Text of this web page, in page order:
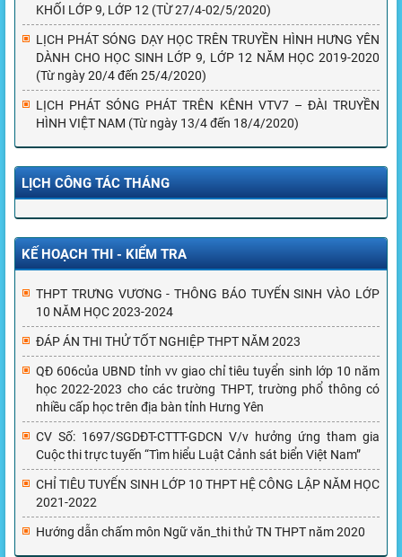
KHỐI LỚP 9, LỚP 12 (TỪ 27/4-02/5/2020)
LỊCH PHÁT SÓNG DẠY HỌC TRÊN TRUYỀN HÌNH HƯNG YÊN
DÀNH CHO HỌC SINH LỚP 9, LỚP 12 NĂM HỌC 2019-2020
(Từ ngày 20/4 đến 25/4/2020)
LỊCH PHÁT SÓNG PHÁT TRÊN KÊNH VTV7 – ĐÀI TRUYỀN
HÌNH VIỆT NAM (Từ ngày 13/4 đến 18/4/2020)
LỊCH CÔNG TÁC THÁNG
KẾ HOẠCH THI - KIỂM TRA
THPT TRƯNG VƯƠNG - THÔNG BÁO TUYỂN SINH VÀO LỚP
10 NĂM HỌC 2023-2024
ĐÁP ÁN THI THỬ TỐT NGHIỆP THPT NĂM 2023
QĐ 606của UBND tỉnh vv giao chỉ tiêu tuyển sinh lớp 10 năm
học 2022-2023 cho các trường THPT, trường phổ thông có
nhiều cấp học trên địa bàn tỉnh Hưng Yên
CV Số: 1697/SGDĐT-CTTT-GDCN V/v hưởng ứng tham gia
Cuộc thi trực tuyến “Tìm hiểu Luật Cảnh sát biển Việt Nam”
CHỈ TIÊU TUYỂN SINH LỚP 10 THPT HỆ CÔNG LẬP NĂM HỌC
2021-2022
Hướng dẫn chấm môn Ngữ văn_thi thử TN THPT năm 2020